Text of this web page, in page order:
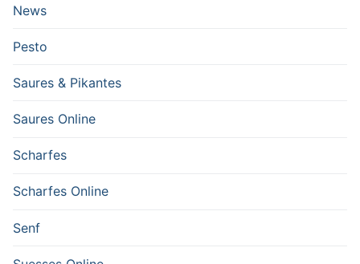
News
Pesto
Saures & Pikantes
Saures Online
Scharfes
Scharfes Online
Senf